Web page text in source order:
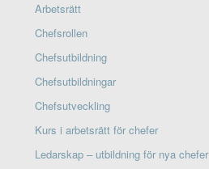
Arbetsrätt
Chefsrollen
Chefsutbildning
Chefsutbildningar
Chefsutveckling
Kurs i arbetsrätt för chefer
Ledarskap – utbildning för nya chefer